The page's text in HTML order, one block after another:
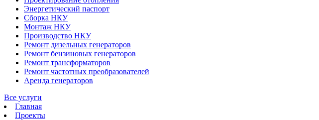
Энергетический паспорт
Сборка НКУ
Монтаж НКУ
Производство НКУ
Ремонт дизельных генераторов
Ремонт бензиновых генераторов
Ремонт трансформаторов
Ремонт частотных преобразователей
Аренда генераторов
Все услуги
Главная
Проекты